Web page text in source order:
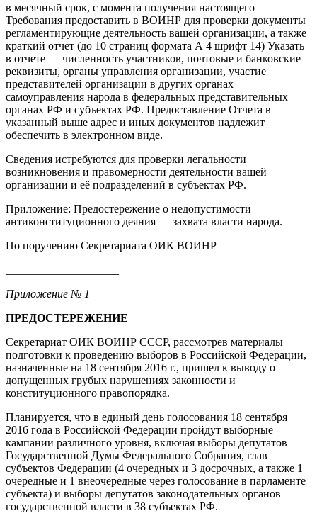
в месячный срок, с момента получения настоящего
Требования предоставить в ВОИНР для проверки документы
регламентирующие деятельность вашей организации, а также
краткий отчет (до 10 страниц формата А 4 шрифт 14) Указать
в отчете — численность участников, почтовые и банковские
реквизиты, органы управления организации, участие
представителей организации в других органах
самоуправления народа в федеральных представительных
органах РФ и субъектах РФ. Предоставление Отчета в
указанный выше адрес и иных документов надлежит
обеспечить в электронном виде.
Сведения истребуются для проверки легальности
возникновения и правомерности деятельности вашей
организации и её подразделений в субъектах РФ.
Приложение: Предостережение о недопустимости
антиконституционного деяния — захвата власти народа.
По поручению Секретариата ОИК ВОИНР
Приложение № 1
ПРЕДОСТЕРЕЖЕНИЕ
Секретариат ОИК ВОИНР СССР, рассмотрев материалы
подготовки к проведению выборов в Российской Федерации,
назначенные на 18 сентября 2016 г., пришел к выводу о
допущенных грубых нарушениях законности и
конституционного правопорядка.
Планируется, что в единый день голосования 18 сентября
2016 года в Российской Федерации пройдут выборные
кампании различного уровня, включая выборы депутатов
Государственной Думы Федерального Собрания, глав
субъектов Федерации (4 очередных и 3 досрочных, а также 1
очередные и 1 внеочередные через голосование в парламенте
субъекта) и выборы депутатов законодательных органов
государственной власти в 38 субъектах РФ.